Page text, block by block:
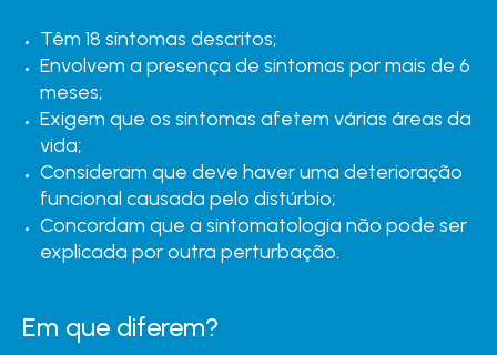
Têm 18 sintomas descritos;
Envolvem a presença de sintomas por mais de 6
meses;
Exigem que os sintomas afetem várias áreas da
vida;
Consideram que deve haver uma deterioração
funcional causada pelo distúrbio;
Concordam que a sintomatologia não pode ser
explicada por outra perturbação.
Em que diferem?